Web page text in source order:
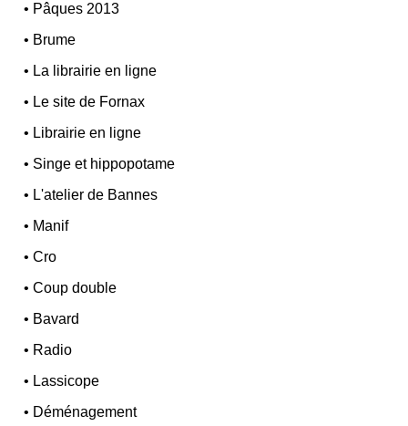
• Pâques 2013
• Brume
• La librairie en ligne
• Le site de Fornax
• Librairie en ligne
• Singe et hippopotame
• L'atelier de Bannes
• Manif
•Cro
•Coup double
• Bavard
• Radio
• Lassicope
• Déménagement